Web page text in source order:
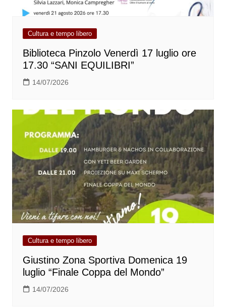
Cultura e tempo libero
Biblioteca Pinzolo Venerdì 17 luglio ore
17.30 “SANI EQUILIBRI”
14/07/2026
Cultura e tempo libero
Giustino Zona Sportiva Domenica 19
luglio “Finale Coppa del Mondo”
14/07/2026